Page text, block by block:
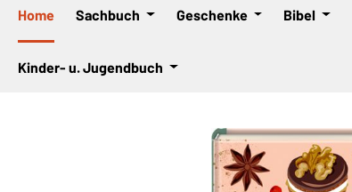
Home Sachbuch Geschenke Bibel
Kinder- u. Jugendbuch